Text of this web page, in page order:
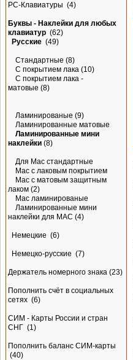
PC-Клавиатуры (4)
Буквы - Наклейки для любых
клавиатур (62)
Русские (49)
Стандартные (8)
С покрытием лака (10)
С покрытием лака -
матовые (8)
Ламинированые (9)
Ламинированные матовые
Ламинированные мини
наклейки (8)
Для Mac стандартные
Mac с лаковым покрытием
Mac с матовым защитным
лаком (2)
Mac ламинированые
Ламинированные мини
наклейки для MAC (4)
Немецкие (6)
Немецко-русские (7)
Держатель номерного знака (23)
Пополнить счёт в социальных
сетях (6)
СИМ - Карты России и стран
СНГ (1)
Пополнить баланс СИМ-карты
(40)